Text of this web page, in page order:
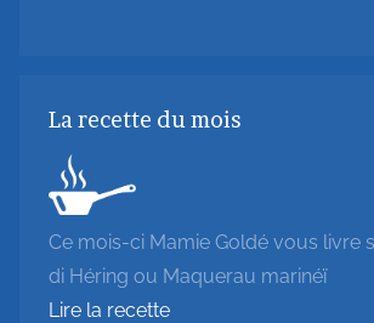
La recette du mois
Ce mois-ci Mamie Goldé vous livre
di Héring ou Maquerau marinéï
Lire la recette